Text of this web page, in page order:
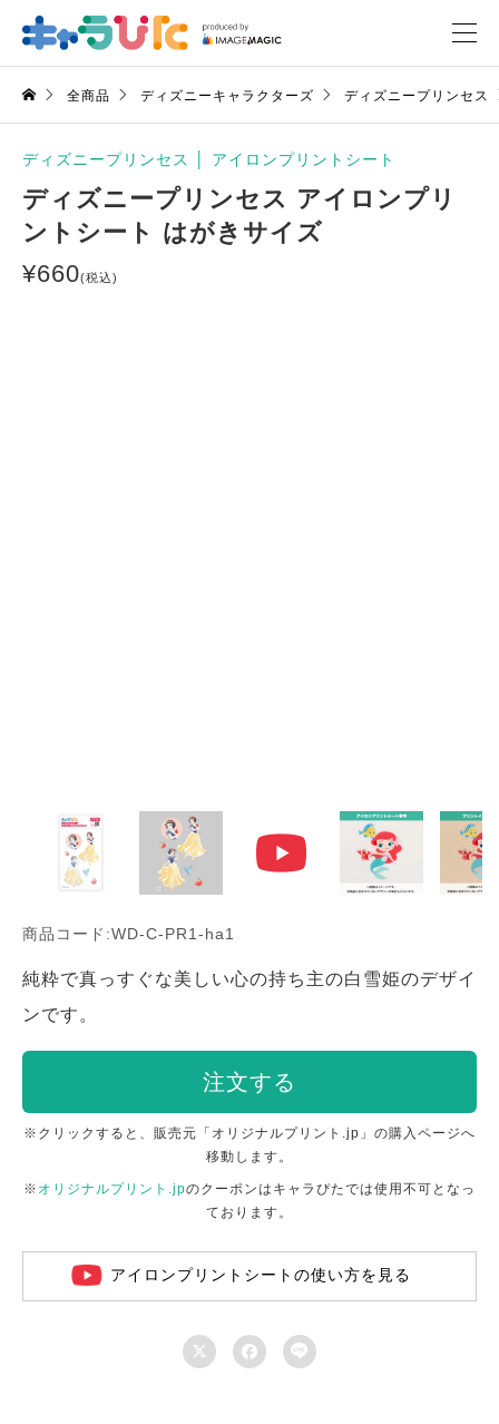
全商品 ディズニーキャラクターズ ディズニープリンセス
ディズニープリンセス アイロンプリントシート
ディズニープリンセス アイロンプリ
ントシート はがきサイズ
¥660(税込)
商品コード:WD-C-PR1-ha1
純粋で真っすぐな美しい心の持ち主の白雪姫のデザイ
ンです。
注文する
※クリックすると、販売元「オリジナルプリント.jp」の購入ページへ
移動します。
※ オリジナルプリント.jpのクーポンはキャラぴたでは使用不可となっ
ております。
アイロンプリントシートの使い方を見る
  